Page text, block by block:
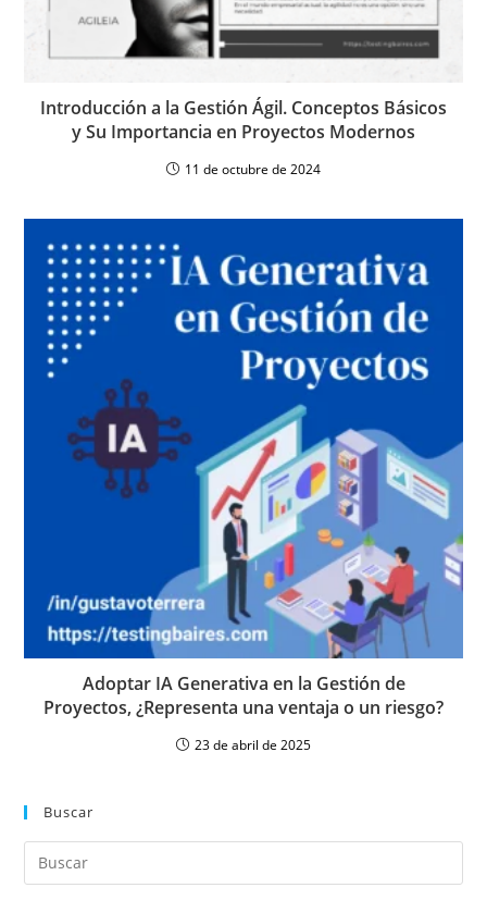
Introducción a la Gestión Ágil. Conceptos Básicos
y Su Importancia en Proyectos Modernos
11 de octubre de 2024
Adoptar IA Generativa en la Gestión de
Proyectos, ¿Representa una ventaja o un riesgo?
23 de abril de 2025
Buscar